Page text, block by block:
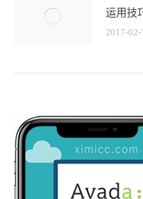
运用技
2017-02-